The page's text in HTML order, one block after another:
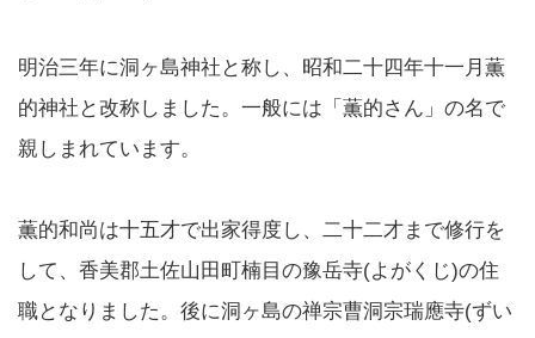
明治三年に洞ヶ島神社と称し、昭和二十四年十一月薫
的神社と改称しました。一般には「薫的さん」の名で
親しまれています。
薫的和尚は十五才で出家得度し、二十二才まで修行を
して、香美郡土佐山田町楠目の豫岳寺(よがくじ)の住
職となりました。後に洞ヶ島の禅宗曹洞宗瑞應寺(ずい